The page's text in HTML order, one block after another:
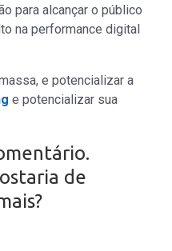
para alcançar o público
na performance digital
e potencializar a
e potencializar sua
de